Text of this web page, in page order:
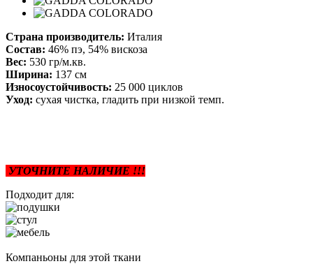
Страна производитель: Италия
Состав: 46% пэ, 54% вискоза
Вес: 530 гр/м.кв.
Ширина: 137 см
Износоустойчивость: 25 000 циклов
Уход: сухая чистка, гладить при низкой темп.
УТОЧНИТЕ НАЛИЧИЕ !!!
Подходит для:
Компаньоны для этой ткани